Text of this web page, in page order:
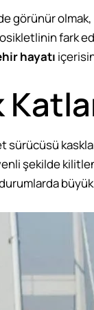
görünür olmak,
fark
hayatı
şekilde
büyük